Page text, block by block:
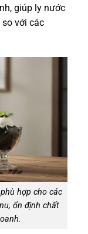
giúp ly nước
với các
hợp cho các
ổn định chất